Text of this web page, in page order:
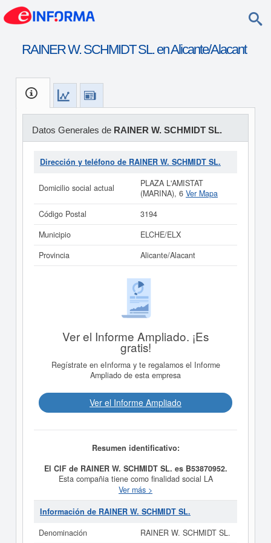
RAINER W. SCHMIDT SL. en Alicante/Alacant
Datos Generales de RAINER W. SCHMIDT SL.
Dirección y teléfono de RAINER W. SCHMIDT SL.
Domicilio social actual
PLAZA L'AMISTAT
(MARINA), 6 Ver Mapa
Código Postal
3194
Municipio
ELCHE/ELX
Provincia
Alicante/Alacant
Ver el Informe Ampliado. ¡Es
gratis!
Regístrate en eInforma y te regalamos el Informe
Ampliado de esta empresa
Ver el Informe Ampliado
Resumen identificativo:
El CIF de RAINER W. SCHMIDT SL. es B53870952.
Esta compañia tiene como finalidad social LA
PROMOCION, CONSTRUCCION Y REALIZACION DE
PARCELACIONES, URBANIZACIONES Y
EDIFICACIONES, ASI COMO LA ADQUISICION Y
INMOBILIARIA, teniendo como fecha de su constitución
Ver más >
Información de RAINER W. SCHMIDT SL.
Denominación
RAINER W. SCHMIDT SL.